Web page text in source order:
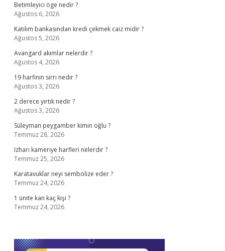
Betimleyici öge nedir ?
Ağustos 6, 2026
Katılım bankasından kredi çekmek caiz midir ?
Ağustos 5, 2026
Avangard akımlar nelerdir ?
Ağustos 4, 2026
19 harfinin sırrı nedir ?
Ağustos 3, 2026
2 derece yırtık nedir ?
Ağustos 3, 2026
Süleyman peygamber kimin oğlu ?
Temmuz 28, 2026
Izharı kameriye harfleri nelerdir ?
Temmuz 25, 2026
Karatavuklar neyi sembolize eder ?
Temmuz 24, 2026
1 ünite kan kaç kişi ?
Temmuz 24, 2026